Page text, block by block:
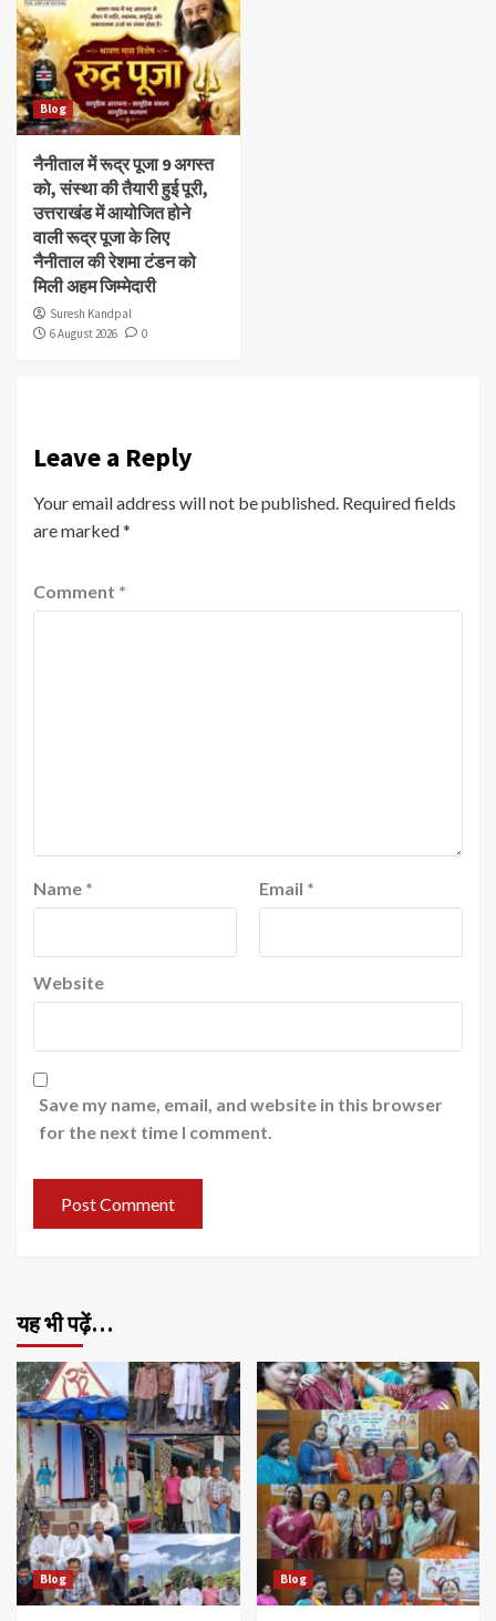
Blog
नैनीताल में रूद्र पूजा 9 अगस्त
को, संस्था की तैयारी हुई पूरी,
उत्तराखंड में आयोजित होने
वाली रूद्र पूजा के लिए
नैनीताल की रेशमा टंडन को
मिली अहम जिम्मेदारी
Suresh Kandpal
6 August 2026
0
Leave a Reply
Your email address will not be published. Required fields
are marked*
Comment *
Name * Email *
Website
Save my name, email, and website in this browser
for the next time I comment.
यह भी पढ़ें…
Blog Blog